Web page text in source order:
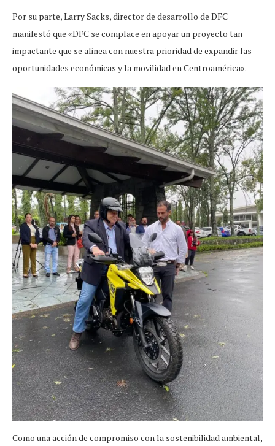
Por su parte, Larry Sacks, director de desarrollo de DFC
manifestó que «DFC se complace en apoyar un proyecto tan
impactante que se alinea con nuestra prioridad de expandir las
oportunidades económicas y la movilidad en Centroamérica».
Como una acción de compromiso con la sostenibilidad ambiental,